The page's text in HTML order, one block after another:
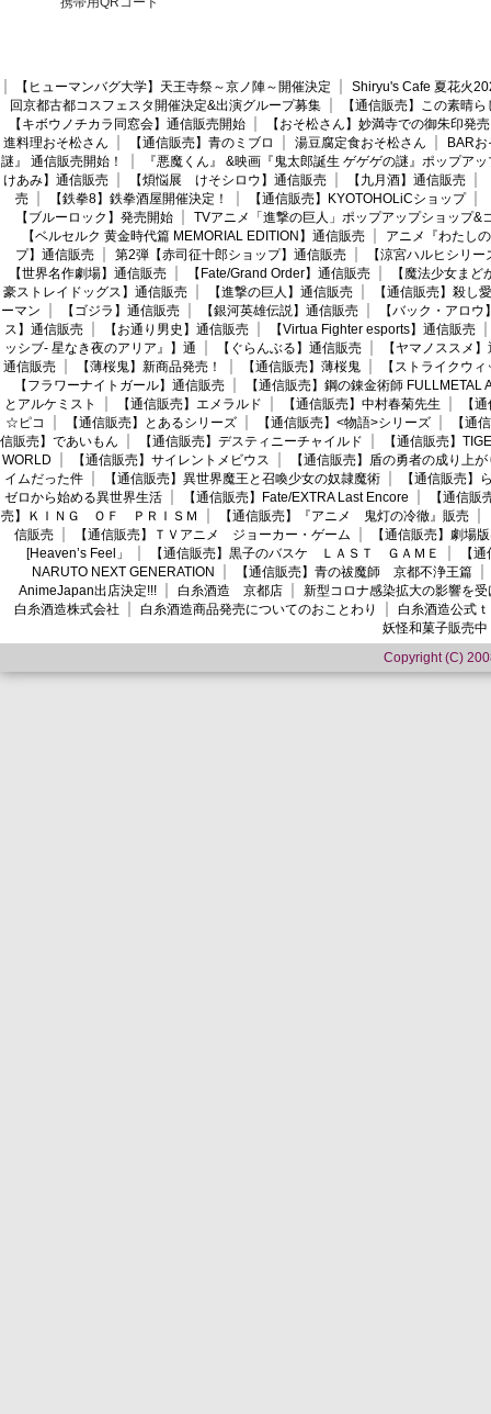
【ヒューマンバグ大学】天王寺祭～京ノ陣～開催決定
Shiryu's Cafe 夏花火
回京都古都コスフェスタ開催決定&出演グループ募集
【通信販売】この素晴
【キボウノチカラ同窓会】通信販売開始
【おそ松さん】妙満寺での御朱印発売
進料理おそ松さん
【通信販売】青のミブロ 湯豆腐定食おそ松さん
BAR
謎』 通信販売開始！
『悪魔くん』 &映画『鬼太郎誕生 ゲゲゲの謎』ポップア
けあみ】通信販売
【煩悩展 けそシロウ】通信販売 【九月酒】通信販売
売
【鉄拳8】鉄拳酒屋開催決定！ 【通信販売】KYOTOHOLiCショップ
【ブルーロック】発売開始
TVアニメ「進撃の巨人」ポップアップショップ&
【ベルセルク 黄金時代篇 MEMORIAL EDITION】通信販売
アニメ『わたし
プ】通信販売
第2弾【赤司征十郎ショップ】通信販売
【涼宮ハルヒシリ
【世界名作劇場】通信販売
【Fate/Grand Order】通信販売
【魔法少女ま
豪ストレイドッグス】通信販売
【進撃の巨人】通信販売
【通信販売】殺し愛
ーマン
【ゴジラ】通信販売 【銀河英雄伝説】通信販売
【バック・アロウ
ス】通信販売
【お通り男史】通信販売
【Virtua Fighter esports】通信販売
ッシブ- 星なき夜のアリア』】通
【ぐらんぶる】通信販売
【ヤマノススメ
通信販売
【薄桜鬼】新商品発売！ 【通信販売】薄桜鬼
【ストライクウ
【フラワーナイトガール】通信販売
【通信販売】鋼の錬金術師 FULLMETAL
とアルケミスト
【通信販売】エメラルド 【通信販売】中村春菊先生
【
☆ピコ
【通信販売】とあるシリーズ 【通信販売】<物語>シリーズ
【通
信販売】であいもん
【通信販売】デスティニーチャイルド
【通信販売】
WORLD
【通信販売】サイレントメビウス
【通信販売】盾の勇者の成り上が
イムだった件
【通信販売】異世界魔王と召喚少女の奴隷魔術
【通信販売】
ゼロから始める異世界生活
【通信販売】Fate/EXTRA Last Encore
【通信
売】ＫＩＮＧ ＯＦ ＰＲＩＳＭ
【通信販売】『アニメ 鬼灯の冷徹』販売
信販売
【通信販売】ＴＶアニメ ジョーカー・ゲーム
【通信販売】劇場
[Heaven’s Feel」
【通信販売】黒子のバスケ ＬＡＳＴ ＧＡＭＥ
【
NARUTO NEXT GENERATION
【通信販売】青の祓魔師 京都不浄王篇
AnimeJapan出店決定!!!
白糸酒造 京都店
新型コロナ感染拡大の影響を
白糸酒造株式会社
白糸酒造商品発売についてのおことわり
白糸酒造公式
妖怪和菓子販売中
Copyright (C)